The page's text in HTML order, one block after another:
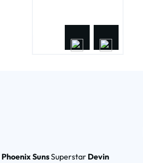
Phoenix SunsSuperstar Devin